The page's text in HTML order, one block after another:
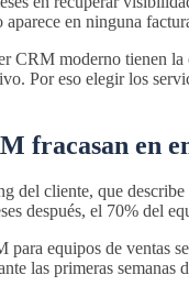
en ninguna
CRM moderno tienen
Por eso elegir los
fracasan en
cliente, que
después, el 70%
equipos de ventas
las primeras